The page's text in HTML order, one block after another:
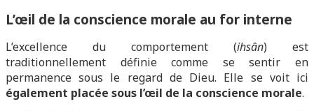
L’œil de la conscience morale au for interne
L’excellence du comportement (ihsân) est
traditionnellement définie comme se sentir en
permanence sous le regard de Dieu. Elle se voit ici
également placée sous l’œil de la conscience morale.